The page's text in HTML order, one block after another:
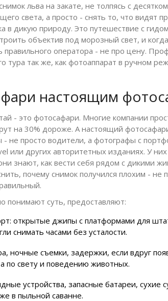
льва на закате, не толпясь с
света, а просто - снять то, что видят
в дикую природу. Это путешествие с
объектив под морозный свет, и
правильного оператора - не про цену.
тура так же, как фотоаппарат в ручном
настоящим
- это фотосафари. Многие компании
на 30% дороже. А настоящий
не просто водители, а фотографы с
или других авторитетных изданиях. У
знают, как вести себя рядом с дикими
почему снимок получился плохим - не
понимают суть, предоставляют:
открытые джипы с платформами для
снимать часами без усталости.
ночные съемки, задержки, если вдруг
по свету и поведению животных.
устройства, запасные батареи, сухие
в пыльной саванне.